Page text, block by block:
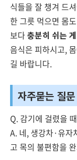
식들을 잘 챙겨 드
한 그릇 먹으면 몸
보다충분히 쉬는
음식은 피하시고,
길 바랍니다.
자주묻는 질문
Q. 감기에 걸렸을
A. 네, 생강차·유자
고 목의 불편함을